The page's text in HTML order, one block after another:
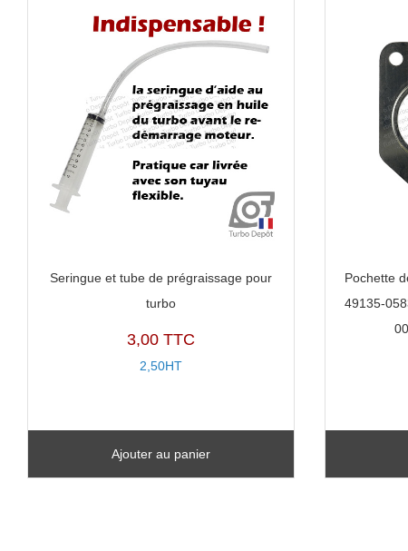
Seringue et tube de prégraissage pour
turbo
3,00 TTC
2,50HT
Ajouter au panier
Pochette
49135-